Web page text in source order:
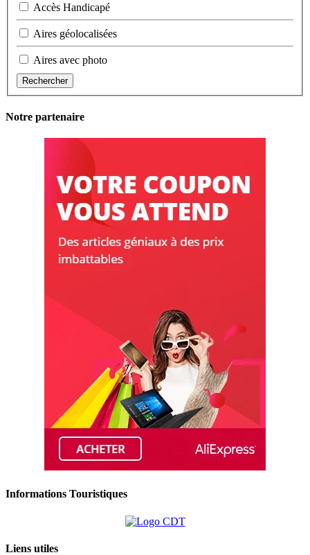
Accès Handicapé
Aires géolocalisées
Aires avec photo
Rechercher
Notre partenaire
Informations Touristiques
Liens utiles